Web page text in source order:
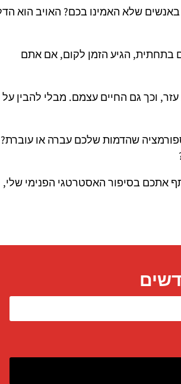
שלא האמינו בכם? האויב הוא
בתחתית, הגיע הזמן לקום, אם אתם
וכך גם החיים עצמם. מבלי להבין על
שהדמות שלכם עברה או עוברת?
אתכם בסיפור האסטרטגי הפנימי שלי,